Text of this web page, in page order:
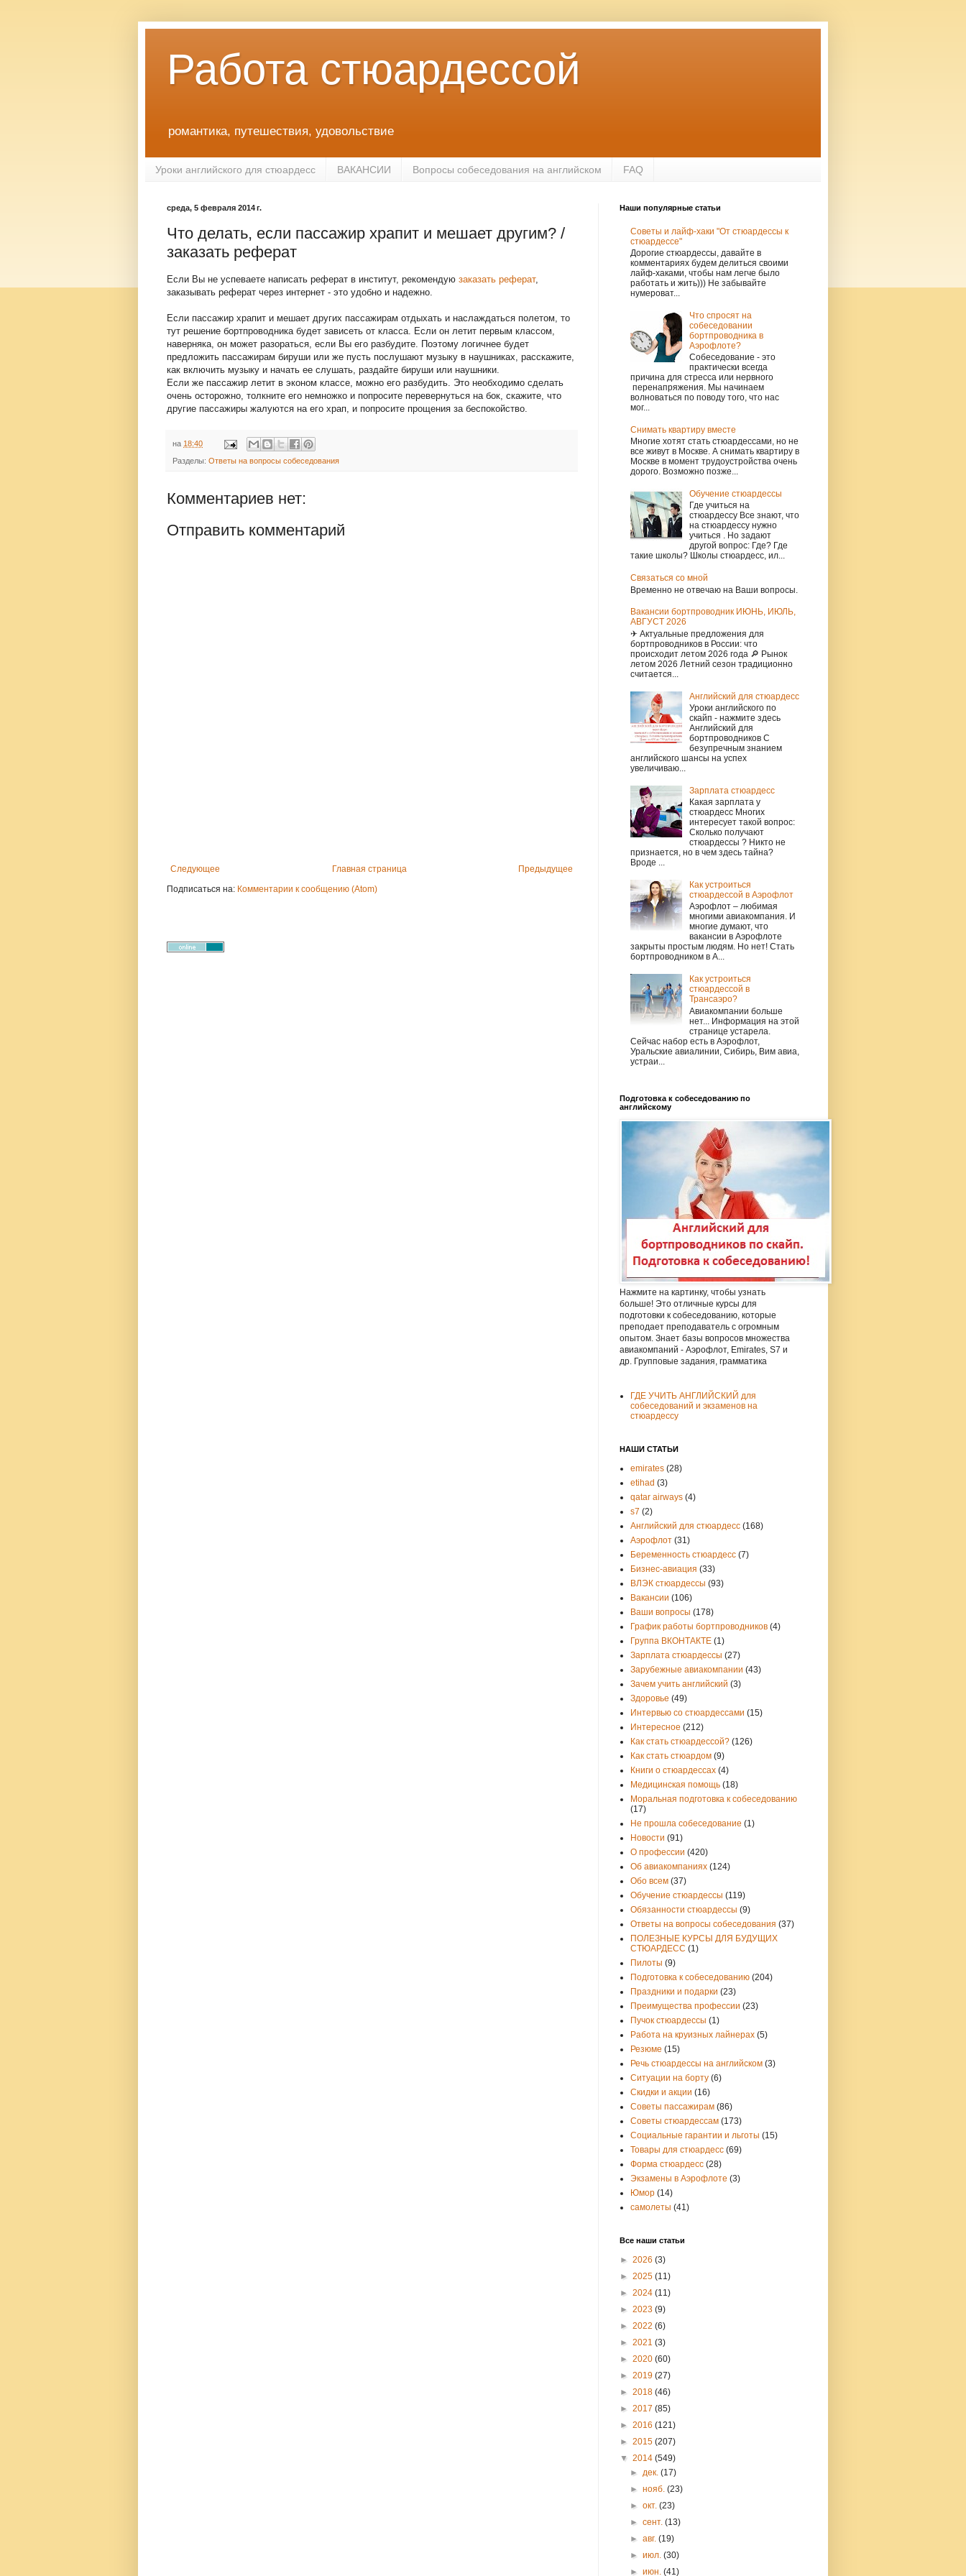
Работа стюардессой
романтика, путешествия, удовольствие
Уроки английского для стюардесс ВАКАНСИИ Вопросы собеседования на английском FAQ
среда, 5 февраля 2014 г.
Что делать, если пассажир храпит и мешает другим? /
заказать реферат
Если Вы не успеваете написать реферат в институт, рекомендую заказать реферат,
заказывать реферат через интернет - это удобно и надежно.
Если пассажир храпит и мешает других пассажирам отдыхать и наслаждаться полетом, то
тут решение бортпроводника будет зависеть от класса. Если он летит первым классом,
наверняка, он может разораться, если Вы его разбудите. Поэтому логичнее будет
предложить пассажирам бируши или же пусть послушают музыку в наушниках, расскажите,
как включить музыку и начать ее слушать, раздайте бируши или наушники.
Если же пассажир летит в эконом классе, можно его разбудить. Это необходимо сделать
очень осторожно, толкните его немножко и попросите перевернуться на бок, скажите, что
другие пассажиры жалуются на его храп, и попросите прощения за беспокойство.
на 18:40
Разделы: Ответы на вопросы собеседования
Комментариев нет:
Отправить комментарий
Следующее Предыдущее
Главная страница
Подписаться на: Комментарии к сообщению (Atom)
Наши популярные статьи
Советы и лайф-хаки "От стюардессы к
стюардессе"
Дорогие стюардессы, давайте в
комментариях будем делиться своими
лайф-хаками, чтобы нам легче было
работать и жить))) Не забывайте
нумероват...
Что спросят на
собеседовании
бортпроводника в
Аэрофлоте?
Собеседование - это
практически всегда
причина для стресса или нервного
перенапряжения. Мы начинаем
волноваться по поводу того, что нас
мог...
Снимать квартиру вместе
Многие хотят стать стюардессами, но не
все живут в Москве. А снимать квартиру в
Москве в момент трудоустройства очень
дорого. Возможно позже...
Обучение стюардессы
Где учиться на
стюардессу Все знают, что
на стюардессу нужно
учиться . Но задают
другой вопрос: Где? Где
такие школы? Школы стюардесс, ил...
Связаться со мной
Временно не отвечаю на Ваши вопросы.
Вакансии бортпроводник ИЮНЬ, ИЮЛЬ,
АВГУСТ 2026
✈ Актуальные предложения для
бортпроводников в России: что
происходит летом 2026 года 🔎 Рынок
летом 2026 Летний сезон традиционно
считается...
Английский для стюардесс
Уроки английского по
скайп - нажмите здесь
Английский для
бортпроводников С
безупречным знанием
английского шансы на успех
увеличиваю...
Зарплата стюардесс
Какая зарплата у
стюардесс Многих
интересует такой вопрос:
Сколько получают
стюардессы ? Никто не
признается, но в чем здесь тайна?
Вроде ...
Как устроиться
стюардессой в Аэрофлот
Аэрофлот – любимая
многими авиакомпания. И
многие думают, что
вакансии в Аэрофлоте
закрыты простым людям. Но нет! Стать
бортпроводником в А...
Как устроиться
стюардессой в
Трансаэро?
Авиакомпании больше
нет... Информация на этой
странице устарела.
Сейчас набор есть в Аэрофлот,
Уральские авиалинии, Сибирь, Вим авиа,
устраи...
Подготовка к собеседованию по
английскому
Нажмите на картинку, чтобы узнать
больше! Это отличные курсы для
подготовки к собеседованию, которые
преподает преподаватель с огромным
опытом. Знает базы вопросов множества
авиакомпаний - Аэрофлот, Emirates, S7 и
др. Групповые задания, грамматика
ГДЕ УЧИТЬ АНГЛИЙСКИЙ для
собеседований и экзаменов на
стюардессу
НАШИ СТАТЬИ
emirates (28)
etihad (3)
qatar airways (4)
s7 (2)
Английский для стюардесс (168)
Аэрофлот (31)
Беременность стюардесс (7)
Бизнес-авиация (33)
ВЛЭК стюардессы (93)
Вакансии (106)
Ваши вопросы (178)
График работы бортпроводников (4)
Группа ВКОНТАКТЕ (1)
Зарплата стюардессы (27)
Зарубежные авиакомпании (43)
Зачем учить английский (3)
Здоровье (49)
Интервью со стюардессами (15)
Интересное (212)
Как стать стюардессой? (126)
Как стать стюардом (9)
Книги о стюардессах (4)
Медицинская помощь (18)
Моральная подготовка к собеседованию
(17)
Не прошла собеседование (1)
Новости (91)
О профессии (420)
Об авиакомпаниях (124)
Обо всем (37)
Обучение стюардессы (119)
Обязанности стюардессы (9)
Ответы на вопросы собеседования (37)
ПОЛЕЗНЫЕ КУРСЫ ДЛЯ БУДУЩИХ
СТЮАРДЕСС (1)
Пилоты (9)
Подготовка к собеседованию (204)
Праздники и подарки (23)
Преимущества профессии (23)
Пучок стюардессы (1)
Работа на круизных лайнерах (5)
Резюме (15)
Речь стюардессы на английском (3)
Ситуации на борту (6)
Скидки и акции (16)
Советы пассажирам (86)
Советы стюардессам (173)
Социальные гарантии и льготы (15)
Товары для стюардесс (69)
Форма стюардесс (28)
Экзамены в Аэрофлоте (3)
Юмор (14)
самолеты (41)
Все наши статьи
► 2026 (3)
► 2025 (11)
► 2024 (11)
► 2023 (9)
► 2022 (6)
► 2021 (3)
► 2020 (60)
► 2019 (27)
► 2018 (46)
► 2017 (85)
► 2016 (121)
► 2015 (207)
▼ 2014 (549)
►дек.(17)
►нояб.(23)
►окт.(23)
►сент.(13)
►авг.(19)
►июл.(30)
►июн.(41)